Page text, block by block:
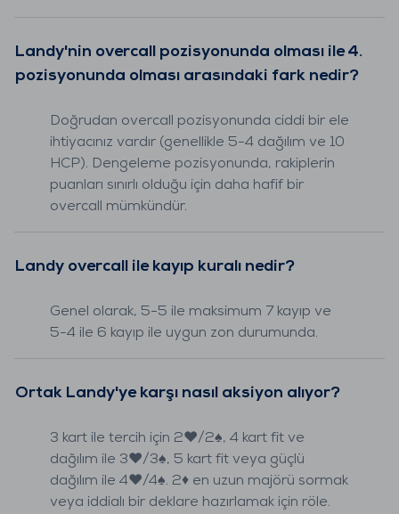
Landy'nin overcall pozisyonunda olması ile 4.
pozisyonunda olması arasındaki fark nedir?
Doğrudan overcall pozisyonunda ciddi bir ele
ihtiyacınız vardır (genellikle 5-4 dağılım ve 10
HCP). Dengeleme pozisyonunda, rakiplerin
puanları sınırlı olduğu için daha hafif bir
overcall mümkündür.
Landy overcall ile kayıp kuralı nedir?
Genel olarak, 5-5 ile maksimum 7 kayıp ve
5-4 ile 6 kayıp ile uygun zon durumunda.
Ortak Landy'ye karşı nasıl aksiyon alıyor?
3 kart ile tercih için 2♥/2♠, 4 kart fit ve
dağılım ile 3♥/3♠, 5 kart fit veya güçlü
dağılım ile 4♥/4♠. 2♦ en uzun majörü sormak
veya iddialı bir deklare hazırlamak için röle.